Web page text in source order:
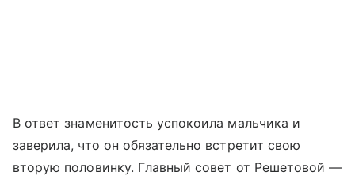
В ответ знаменитость успокоила мальчика и
заверила, что он обязательно встретит свою
вторую половинку. Главный совет от Решетовой —